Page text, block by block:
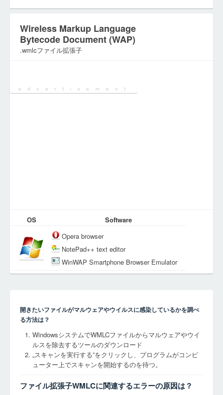
Wireless Markup Language
Bytecode Document (WAP)
.wmlcファイル拡張子
OS
Software
Opera browser
NotePad++ text editor
WinWAP Smartphone Browser Emulator
開きたいファイルがマルウェアやウイルスに感染しているかを調べ
る方法は？
WindowsシステムでWMLCファイルからマルウェアやウイ
ルスを除去するツールのダウンロード
„スキャンを実行する”をクリックし、プログラムがコンピ
ューター上でスキャンを開始するのを待つ。
ファイル拡張子WMLCに関連するエラーの原因は？